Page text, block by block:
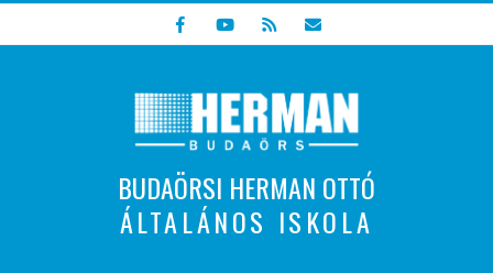
to
BUDAÖRSI HERMAN OTTÓ
ÁLTALÁNOS ISKOLA